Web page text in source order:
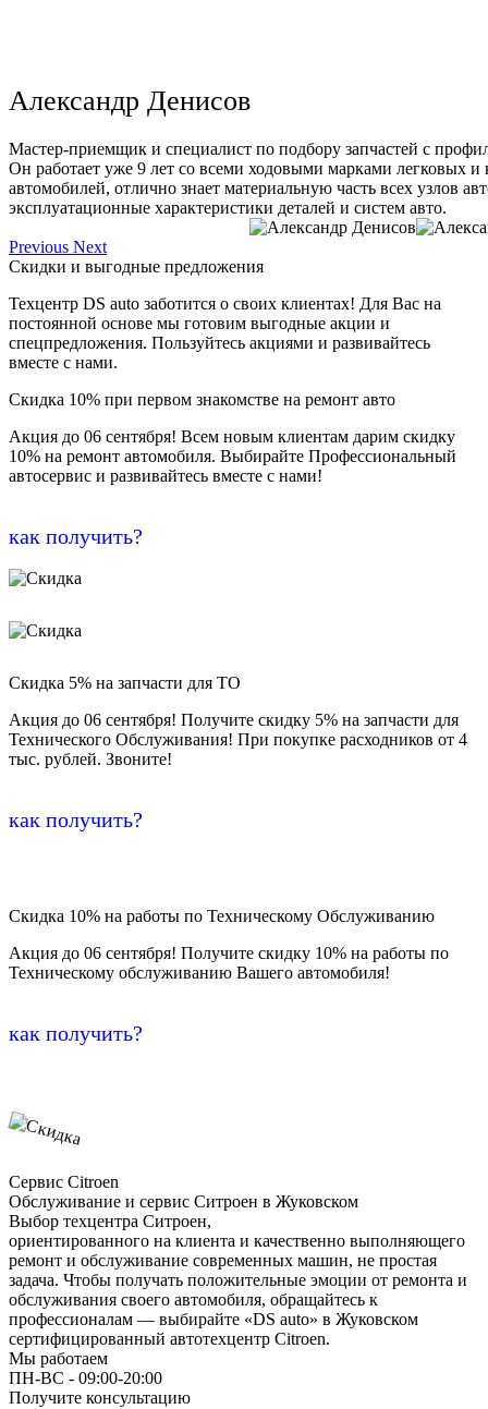
Александр Денисов
Мастер-приемщик и специалист по подбору запчастей с
Он работает уже 9 лет со всеми ходовыми марками легковых и
автомобилей, отлично знает материальную часть всех узлов
эксплуатационные характеристики деталей и систем авто.
Previous Next
Скидки и выгодные предложения
Техцентр DS auto заботится о своих клиентах! Для Вас на
постоянной основе мы готовим выгодные акции и
спецпредложения. Пользуйтесь акциями и развивайтесь
вместе с нами.
Скидка 10% при первом знакомстве на ремонт авто
Акция до 06 сентября! Всем новым клиентам дарим скидку
10% на ремонт автомобиля. Выбирайте Профессиональный
автосервис и развивайтесь вместе с нами!
как получить?
Скидка 5% на запчасти для ТО
Акция до 06 сентября! Получите скидку 5% на запчасти для
Технического Обслуживания! При покупке расходников от 4
тыс. рублей. Звоните!
как получить?
Скидка 10% на работы по Техническому Обслуживанию
Акция до 06 сентября! Получите скидку 10% на работы по
Техническому обслуживанию Вашего автомобиля!
как получить?
Сервис Citroen
Обслуживание и сервис Ситроен в Жуковском
Выбор техцентра Ситроен,
ориентированного на клиента и качественно выполняющего
ремонт и обслуживание современных машин, не простая
задача. Чтобы получать положительные эмоции от ремонта и
обслуживания своего автомобиля, обращайтесь к
профессионалам — выбирайте «DS auto» в Жуковском
сертифицированный автотехцентр Citroen.
Мы работаем
ПН-ВC - 09:00-20:00
Получите консультацию